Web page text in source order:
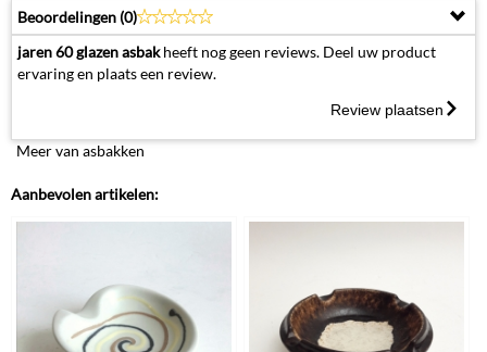
Beoordelingen (0)
jaren 60 glazen asbakheeft nog geen reviews. Deel uw product
ervaring en plaats een review.
Review plaatsen
Meer van asbakken
Aanbevolen artikelen: